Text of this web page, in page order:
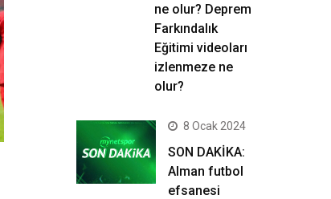
ne olur? Deprem
Farkındalık
Eğitimi videoları
izlenmeze ne
olur?
8 Ocak 2024
SON DAKİKA:
Alman futbol
efsanesi